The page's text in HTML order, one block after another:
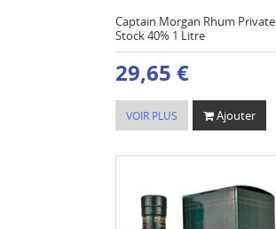
Captain Morgan Rhum Private
Stock 40% 1 Litre
29,65 €
VOIR PLUS Ajouter